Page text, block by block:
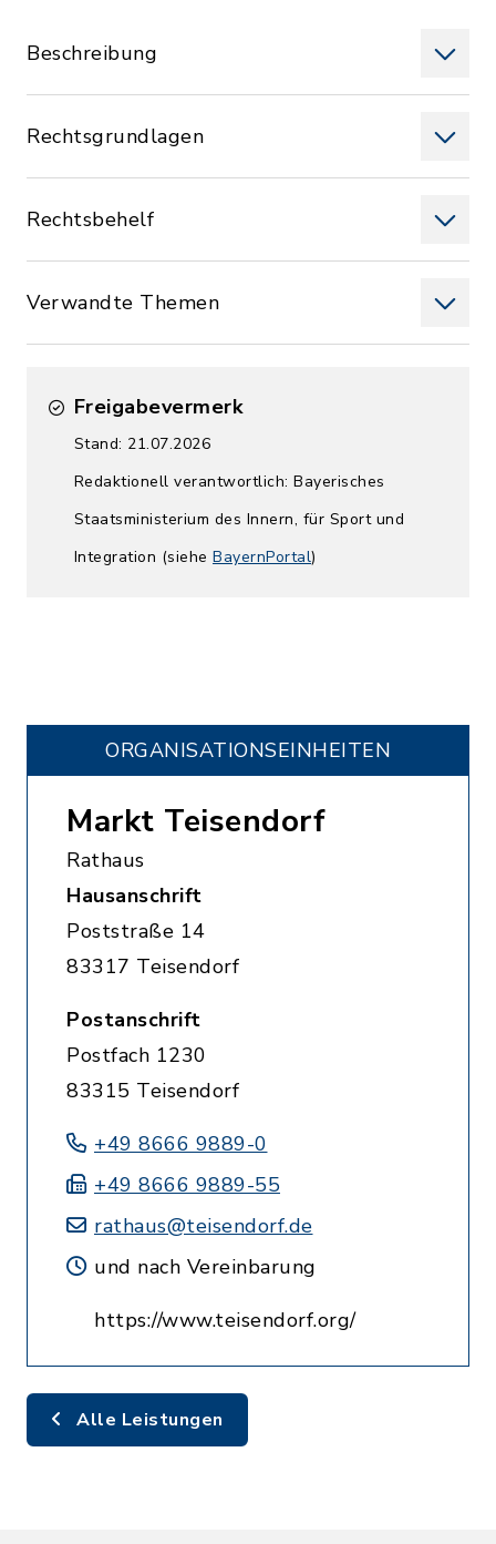
Beschreibung
Rechtsgrundlagen
Rechtsbehelf
Verwandte Themen
Freigabevermerk
Stand: 21.07.2026
Redaktionell verantwortlich: Bayerisches
Staatsministerium des Innern, für Sport und
Integration (siehe BayernPortal)
ORGANISATIONS­EINHEITEN
Markt Teisendorf
Rathaus
Hausanschrift
Poststraße 14
83317 Teisendorf
Postanschrift
Postfach 1230
83315 Teisendorf
+49 8666 9889-0
+49 8666 9889-55
rathaus@teisendorf.de
und nach Vereinbarung
https://www.teisendorf.org/
Alle Leistungen